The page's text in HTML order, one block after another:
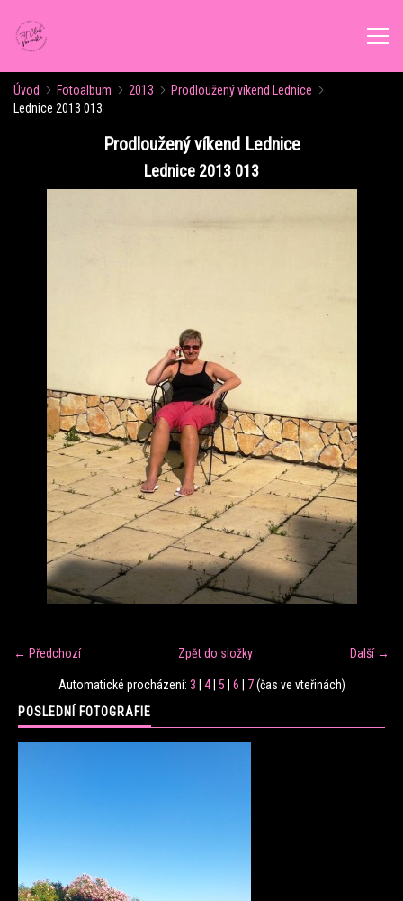
ÚVOD
VÝŽIVOVÉ PORADENSTVÍ
FITNESS TRÉNINK
VERONIKA FRÁNOVÁ
FIT CLUB VERONIKA
KONTAKT
FOTOALBUM
KE STAŽENÍ
Úvod Fotoalbum 2013
Prodloužený víkend Lednice
Lednice 2013 013
Prodloužený víkend Lednice
Lednice 2013 013
← Předchozí Další →
Zpět do složky
Automatické procházení: 3 4| 5 6 7(čas ve vteřinách)
POSLEDNÍ FOTOGRAFIE